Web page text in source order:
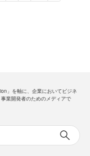
」を軸に、企業においてビジネ
業開発者のためのメディアで